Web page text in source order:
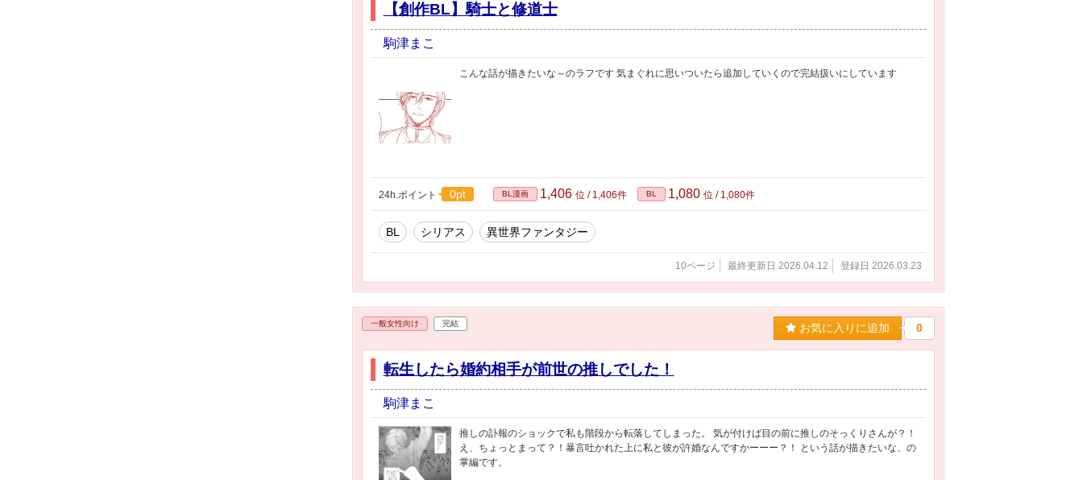
【創作BL】騎士と修道士
駒津まこ
こんな話が描きたいな～のラフです 気まぐれに思いついたら追加していくので完結扱いにしています
24h.ポイント 0pt BL漫画 1,406 位 / 1,406件 BL 1,080 位 / 1,080件
BL シリアス 異世界ファンタジー
10ページ 最終更新日 2026.04.12 登録日 2026.03.23
一般女性向け 完結 お気に入りに追加 0
転生したら婚約相手が前世の推しでした！
駒津まこ
推しの訃報のショックで私も階段から転落してしまった。 気が付けば目の前に推しのそっくりさんが？！
え、ちょっとまって？！暴言吐かれた上に私と彼が許婚なんですかーーー？！ という話が描きたいな、の
掌編です。